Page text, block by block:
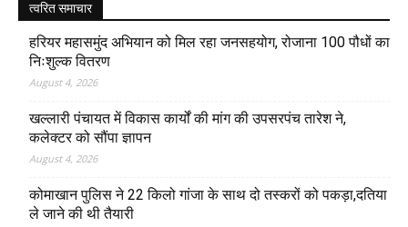
त्वरित समाचार
हरियर महासमुंद अभियान को मिल रहा जनसहयोग, रोजाना 100 पौधों का
निःशुल्क वितरण
August 4, 2026
खल्लारी पंचायत में विकास कार्यों की मांग की उपसरपंच तारेश ने,
कलेक्टर को सौंपा ज्ञापन
August 4, 2026
कोमाखान पुलिस ने 22 किलो गांजा के साथ दो तस्करों को पकड़ा,दतिया
ले जाने की थी तैयारी